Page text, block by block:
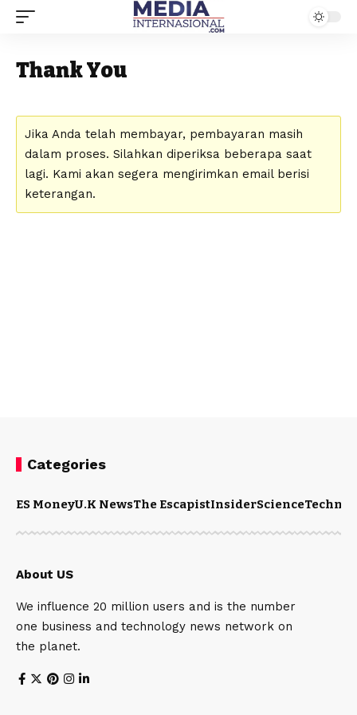
Thank You
Jika Anda telah membayar, pembayaran masih
dalam proses. Silahkan diperiksa beberapa saat
lagi. Kami akan segera mengirimkan email berisi
keterangan.
Categories
ES MoneyU.K NewsThe EscapistInsiderScience
About US
We influence 20 million users and is the number
one business and technology news network on
the planet.